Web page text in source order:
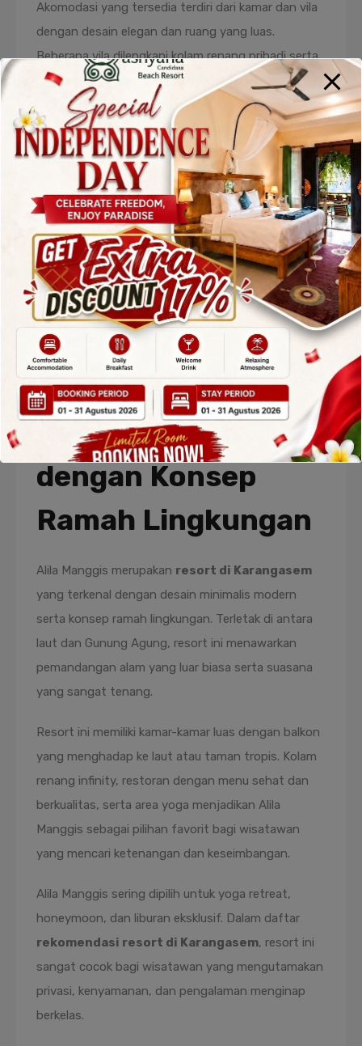
Akomodasi yang tersedia terdiri dari kamar dan vila
dengan desain elegan dan ruang yang luas.
Beberapa vila dilengkapi kolam renang pribadi serta
pemandangan laut yang menakjubkan. Fasilitas
lainnya meliputi spa profesional, kolam renang
infinity, pusat kebugaran, dan restoran berkualitas
tinggi.
Resort ini sangat cocok bagi pasangan yang
sedang berbulan madu maupun wisatawan yang
ingin menikmati liburan romantis dan berkelas.
Sebagai salah saturekomendasi resorts di
Karangasem, Candi Beach Resort & Spa unggul
dalam pelayanan, kenyamanan, dan keindahan alam
sekitarnya.
3. Alila Manggis –
Resort Elegan
dengan Konsep
Ramah Lingkungan
Alila Manggis merupakan resort di Karangasem
yang terkenal dengan desain minimalis modern
serta konsep ramah lingkungan. Terletak di antara
laut dan Gunung Agung, resort ini menawarkan
pemandangan alam yang luar biasa serta suasana
yang sangat tenang.
Resort ini memiliki kamar-kamar luas dengan balkon
yang menghadap ke laut atau taman tropis. Kolam
renang infinity, restoran dengan menu sehat dan
berkualitas, serta area yoga menjadikan Alila
Manggis sebagai pilihan favorit bagi wisatawan
yang mencari ketenangan dan keseimbangan.
Alila Manggis sering dipilih untuk yoga retreat,
honeymoon, dan liburan eksklusif. Dalam daftar
rekomendasi resort di Karangasem, resort ini
sangat cocok bagi wisatawan yang mengutamakan
privasi, kenyamanan, dan pengalaman menginap
berkelas.